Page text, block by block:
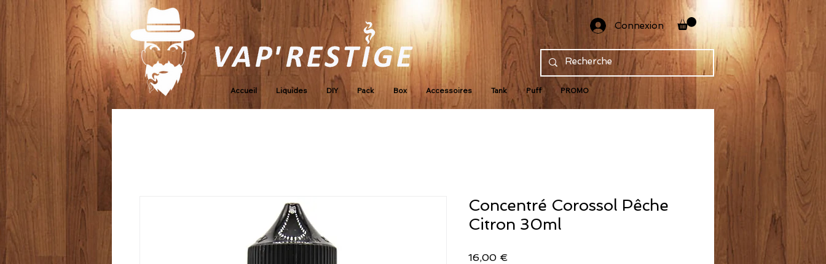
Accueil Liquides DIY Pack Box Accessoires Tank Puff PROMO
Connexion
Concentré Corossol Pêche
Citron 30ml
16,00 €